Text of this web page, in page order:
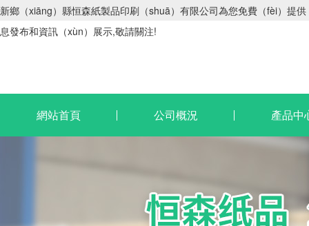
新鄉（xiāng）縣恒森紙製品印刷（shuā）有限公司為您免費（fèi）提
息發布和資訊（xùn）展示,敬請關注!
網站首頁 公司概況 產品中